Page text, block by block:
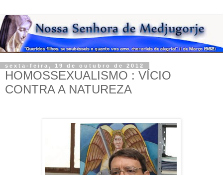
sexta-feira, 19 de outubro de 2012
HOMOSSEXUALISMO : VÍCIO
CONTRA A NATUREZA